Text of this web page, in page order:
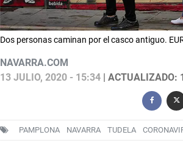
Dos personas caminan por el casco antiguo.
NAVARRA.COM
13 JULIO, 2020 - 15:34| ACTUALIZADO:
PAMPLONA NAVARRA TUDELA